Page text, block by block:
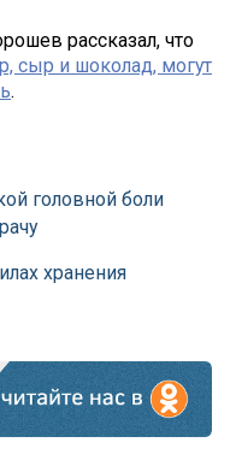
рассказал, что
сыр и шоколад, могут
.
головной боли
хранения